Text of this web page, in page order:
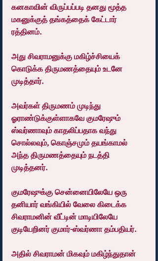
கனகாவின் விருப்பப்படி தனது மூத்த
மகனுக்குத் தங்கத்தைக் கேட்டார்
ரத்தினம்.
அது சிவராமனுக்கு மகிழ்ச்சியைக்
கொடுக்க திருமணத்தையும் உடனே
முடித்தார்.
அவர்கள் திருமணம் முடிந்து
ஓராண்டுக்குள்ளாகவே குமரேஷும்
ஸ்வர்ணாவும் காதலிப்பதாக வந்து
சொல்லவும், கொஞ்சமும் தயங்காமல்
அந்த திருமணத்தையும் நடத்தி
முடித்தனர்.
குமரேஷுக்கு சென்னையிலேயே ஒரு
தனியார் வங்கியில் வேலை கிடைக்க
சிவராமனின் வீட்டின் மாடியிலேயே
குடியேறினர் குமார்-ஸ்வர்ணா தம்பதியர்.
அதில் சிவராமன் மிகவும் மகிழ்ந்துதான்